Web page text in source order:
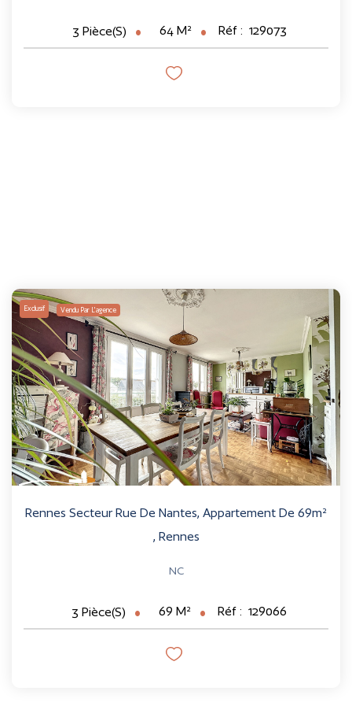
3 Pièce(s) 64 M² Réf : 129073
Exclusif Vendu Par L'agence
Rennes Secteur Rue De Nantes, Appartement De 69m²
, Rennes
NC
3 Pièce(s) 69 M² Réf : 129066